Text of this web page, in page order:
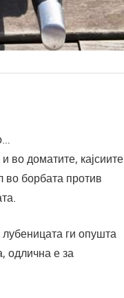
во доматите, кајсиите
во борбата против
лубеницата ги опушта
одлична е за